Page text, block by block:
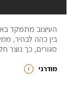
העיצוב מתמקד
בין כהה לבהיר,
סגורים, כך נוצר
מודרני